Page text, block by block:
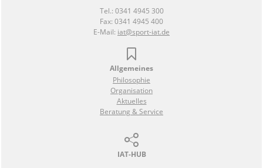
Tel.: 0341 4945 300
Fax: 0341 4945 400
E-Mail: iat@sport-iat.de
Allgemeines
Philosophie
Organisation
Aktuelles
Beratung & Service
IAT-HUB